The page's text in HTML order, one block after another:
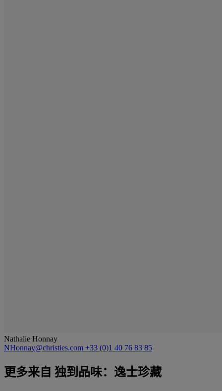
Nathalie Honnay
NHonnay@christies.com +33 (0)1 40 76 83 85
更多来自 独到品味：逸士珍藏